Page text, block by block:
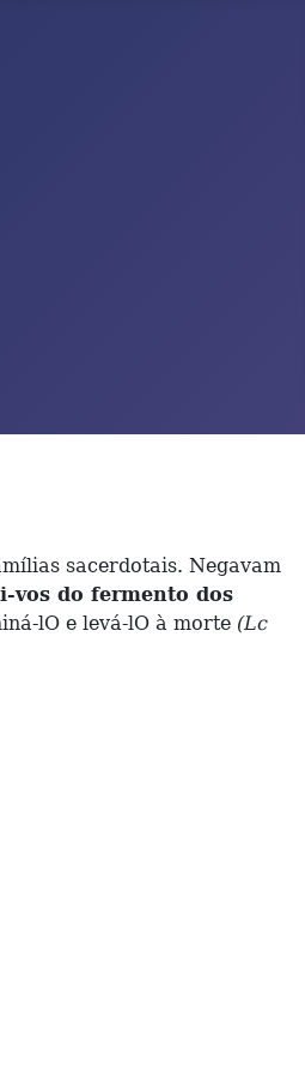
sacerdotais. Negavam
vos do fermento dos
lO e levá-lO à morte (Lc